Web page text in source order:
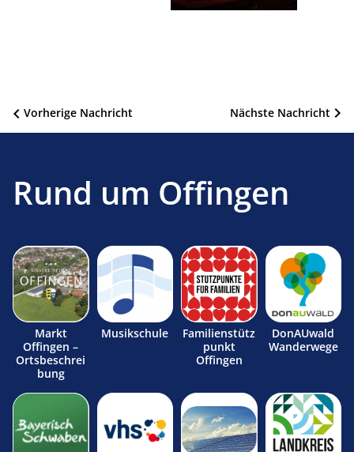
Beitragsnavigation Nächste Nachricht
Vorherige Nachricht
Rund um Offingen
Markt
Offingen –
Ortsbeschrei
bung
Musikschule
Familienstütz
punkt
Offingen
DonAUwald
Wanderwege